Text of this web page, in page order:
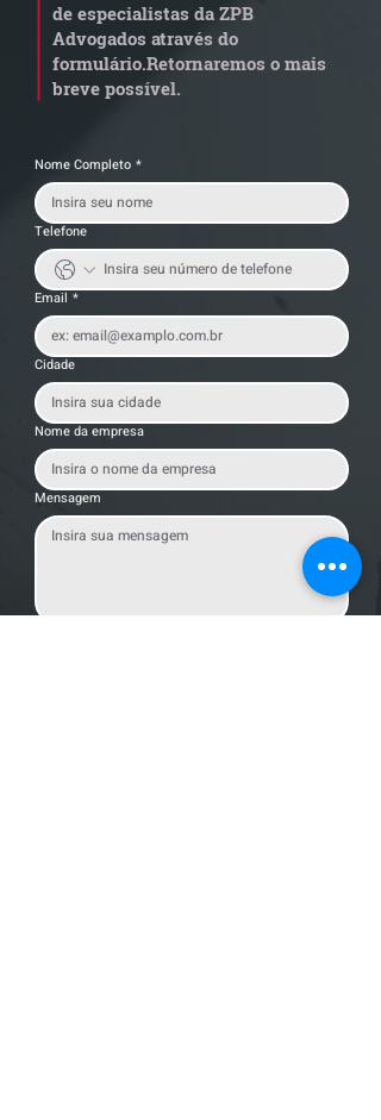
alerta para
transportadoras
de especialistas da ZPB
Advogados através do
formulário.Retornaremos o mais
breve possível.
Nome Completo *
Telefone
Email *
Cidade
Nome da empresa
Mensagem